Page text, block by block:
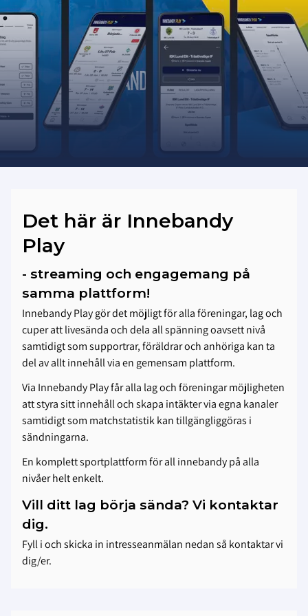
Bilder och videoklipp från matcherna
som spelades fram till säsongen 2025/26
har vi dessvärre ingen möjlighet att
importera in på vår plattform.
Det här är Innebandy
Play
- streaming och engagemang på
samma plattform!
Innebandy Play gör det möjligt för alla föreningar, lag och
cuper att livesända och dela all spänning oavsett nivå
samtidigt som supportrar, föräldrar och anhöriga kan ta
del av allt innehåll via en gemensam plattform.
Via Innebandy Play får alla lag och föreningar möjligheten
att styra sitt innehåll och skapa intäkter via egna kanaler
samtidigt som matchstatistik kan tillgängliggöras i
sändningarna.
En komplett sportplattform för all innebandy på alla
nivåer helt enkelt.
Vill ditt lag börja sända? Vi kontaktar
dig.
Fyll i och skicka in intresseanmälan nedan så kontaktar vi
dig/er.